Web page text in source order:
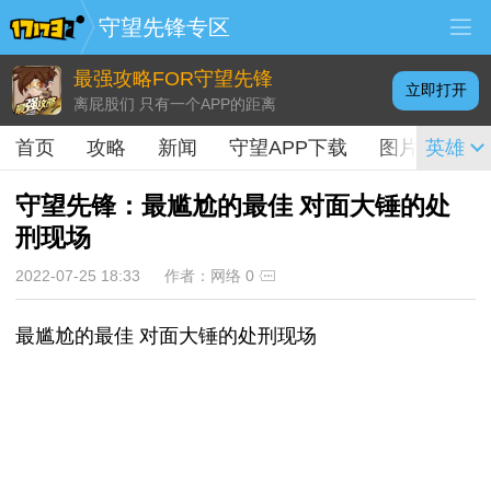
守望先锋专区
最强攻略FOR守望先锋
离屁股们 只有一个APP的距离
立即打开
首页 攻略 新闻 守望APP下载 图片 视频
英雄
守望先锋：最尴尬的最佳 对面大锤的处
刑现场
2022-07-25 18:33 作者：网络 0
最尴尬的最佳 对面大锤的处刑现场